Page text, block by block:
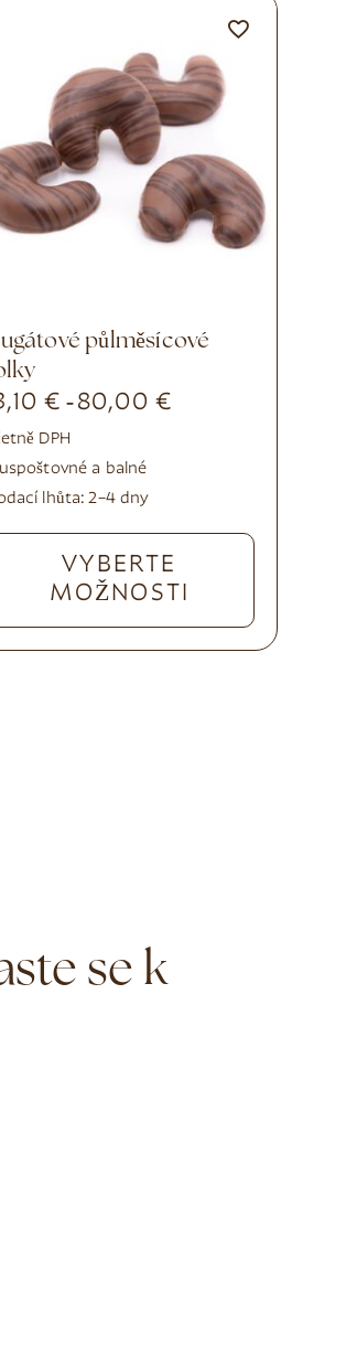
€ - 80,00 €
DPH
poštovné a balné
lhůta:2–4 dny
VYBERTE
MOŽNOSTI
se k